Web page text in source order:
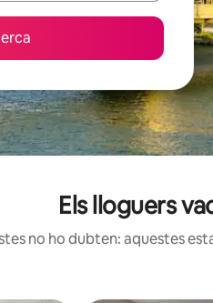
Els lloguers
no ho dubten: aquestes